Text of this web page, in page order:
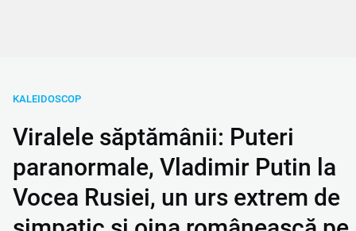
KALEIDOSCOP
Viralele săptămânii: Puteri
paranormale, Vladimir Putin la
Vocea Rusiei, un urs extrem de